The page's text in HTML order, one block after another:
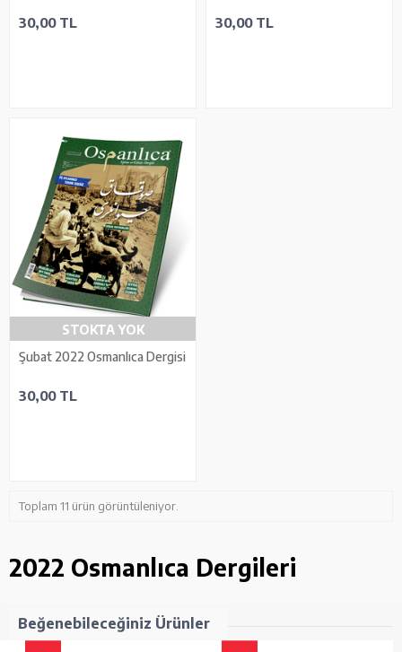
30,00 TL 30,00 TL
STOKTA YOK
Şubat 2022 Osmanlıca Dergisi
30,00 TL
Toplam 11 ürün görüntüleniyor.
2022 Osmanlıca Dergileri
Beğenebileceğiniz Ürünler